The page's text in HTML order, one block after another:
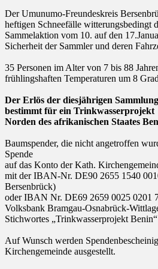
Der Umunumo-Freundeskreis
heftigen Schneefälle witterungsbedingt
Sammelaktion vom 10. auf den
Sicherheit der Sammler und deren
35 Personen im Alter von 7 bis 88
frühlingshaften Temperaturen um 8
Der Erlös der diesjährigen
bestimmt für ein
Norden des afrikanischen Staates
Baumspender, die nicht angetroffen
Spende
auf das Konto der Kath.
mit der IBAN-Nr. DE90 2655 1540
Bersenbrück)
oder IBAN Nr. DE69 2659 0025 0201
Volksbank Bramgau-Osnabrück-
Stichwortes „Trinkwasserprojekt
Auf Wunsch werden
Kirchengemeinde ausgestellt.